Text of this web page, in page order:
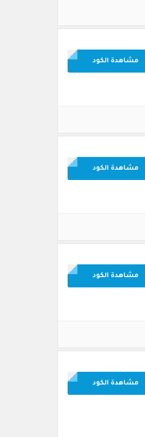
مشاهدة الكود
مشاهدة الكود
مشاهدة الكود
مشاهدة الكود